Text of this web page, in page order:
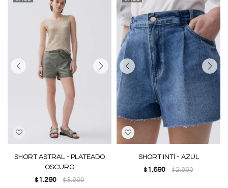
SHORT ASTRAL - PLATEADO
OSCURO
$ 1.290 $3.990
SHORT INTI - AZUL
$ 1.690 $2.890